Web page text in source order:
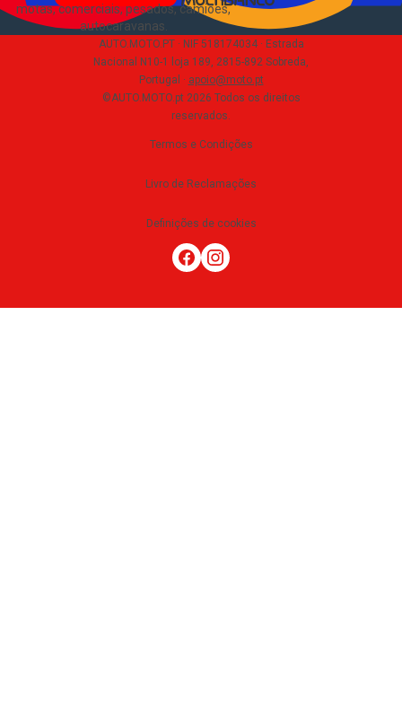
motas, comerciais, pesados, camiões,
autocaravanas
AUTO.MOTO.PT · NIF 518174034 · Estrada
Nacional N10-1 loja 189, 2815-892 Sobreda,
Portugal · apoio@moto.pt
©AUTO.MOTO.pt 2026 Todos os direitos
reservados.
Termos e Condições
Livro de Reclamações
Definições de cookies